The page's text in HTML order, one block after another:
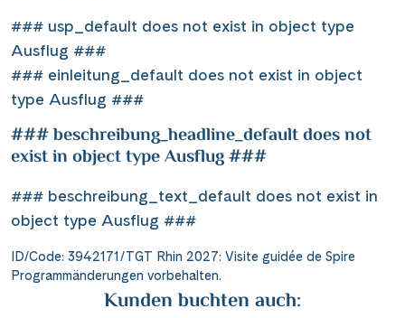
### usp_default does not exist in object type
Ausflug ###
### einleitung_default does not exist in object
type Ausflug ###
### beschreibung_headline_default does not
exist in object type Ausflug ###
### beschreibung_text_default does not exist in
object type Ausflug ###
ID/Code: 3942171/TGT Rhin 2027: Visite guidée de Spire
Programmänderungen vorbehalten.
Kunden buchten auch: